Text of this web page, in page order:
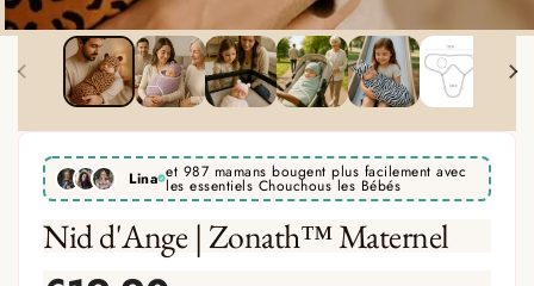
Lina et 987 mamans bougent plus facilement avec
les essentiels Chouchous les Bébés
Nid d'Ange | Zonath™ Maternel